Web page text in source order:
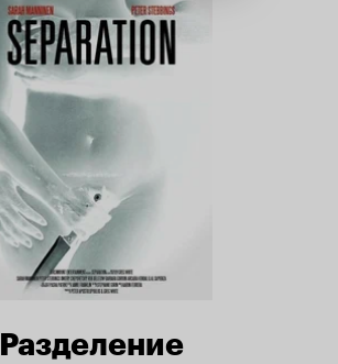
Разделение